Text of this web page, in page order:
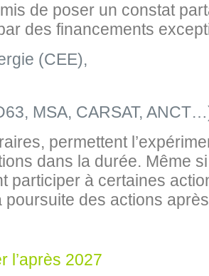
de poser un constat
des financements
(CEE),
MSA, CARSAT,
permettent
dans la durée. Même
à certaines
des actions
l’après 2027